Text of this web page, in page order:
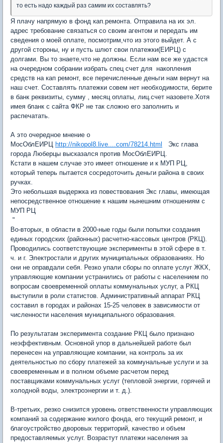
то есть надо каждый раз самим их составлять?
Я плачу напрямую в фонд кап.ремонта. Отправила на их эл.
адрес требование связаться со своим агентом и передать им
сведения о моей оплате, посмотрим,что из этого выйдет. А с
другой стороны, ну и пусть шлют свои платежки(ЕИРЦ) с
долгами. Вы то знаете,что не должны. Если нам все же удастся
на очередном собрании избрать спец счет для накопления
средств на кап ремонт, все перечисленные деньги нам вернут на
наш счет. Составлять платежки совем нет необходимости, берите
в банк реквизиты, сумму , месяц оплаты, лиц.счет назовете.Хотя
имея бланк с сайта ФКР не так сложно его заполнить и
распечатать.
А это очередное мнение о
МосОблЕИРЦ http://nikopol8.live....com/78214.html Экс глава
города Люберцы высказался против МосОблЕИРЦ.
Кстати в нашем случае это имеет отношение и к МУП РЦ,
который теперь пытается сосредоточить деньги района в своих
ручках.
Это небольшая выдержка из повествования Экс главы, имеющая
непосредственное отношение к нашим нынешним отношениям с
МУП РЦ
"
Во-вторых, в области в 2000-ные годы были попытки создания
единых городских (районных) расчетно-кассовых центров (РКЦ).
Проводились соответствующие эксперименты в этой сфере в т.
ч. и г. Электростали и других муниципальных образованиях. Но
они не оправдали себя. Резко упали сборы по оплате услуг ЖКХ,
управляющие компании устранились от работы с населением по
вопросам своевременной оплаты коммунальных услуг, а РКЦ
выступили в роли статистов. Административный аппарат РКЦ
составил в городах и районах 15-25 человек в зависимости от
численности населения муниципального образования.
По результатам эксперимента создание РКЦ было признано
неэффективным. Основной упор в дальнейшей работе был
перенесен на управляющие компании, на контроль за их
деятельностью по сбору платежей за коммунальные услуги и за
своевременным и в полном объеме расчетом перед
поставщиками коммунальных услуг (тепловой энергии, горячей и
холодной воды, электроэнергии и т. д.).
В-третьих, резко снизится уровень ответственности управляющих
компаний за содержание жилого фонда, его текущий ремонт, и
благоустройство дворовых территорий, качество и объем
предоставляемых услуг. Возрастут платежи населения за